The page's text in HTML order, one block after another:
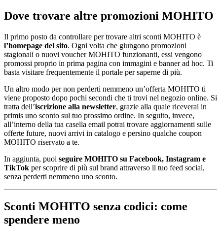
Dove trovare altre promozioni MOHITO
Il primo posto da controllare per trovare altri sconti MOHITO è
l’homepage del sito. Ogni volta che giungono promozioni
stagionali o nuovi voucher MOHITO funzionanti, essi vengono
promossi proprio in prima pagina con immagini e banner ad hoc. Ti
basta visitare frequentemente il portale per saperne di più.
Un altro modo per non perderti nemmeno un’offerta MOHITO ti
viene proposto dopo pochi secondi che ti trovi nel negozio online. Si
tratta dell’iscrizione alla newsletter, grazie alla quale riceverai in
primis uno sconto sul tuo prossimo ordine. In seguito, invece,
all’interno della tua casella email potrai trovare aggiornamenti sulle
offerte future, nuovi arrivi in catalogo e persino qualche coupon
MOHITO riservato a te.
In aggiunta, puoi seguire MOHITO su Facebook, Instagram e
TikTok per scoprire di più sul brand attraverso il tuo feed social,
senza perderti nemmeno uno sconto.
Sconti MOHITO senza codici: come
spendere meno